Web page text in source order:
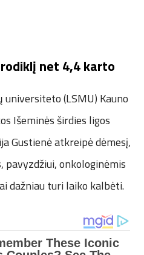
net 4,4 karto
(LSMU) Kauno
Išeminės širdies ligos
Gustienė atkreipė dėmesį,
onkologinėmis
dažniau turi laiko kalbėti.